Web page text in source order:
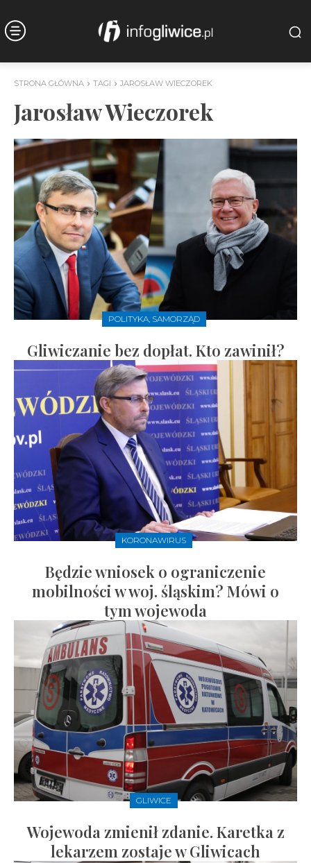
STRONA GŁÓWNA TAGI JAROSŁAW WIECZOREK
Jarosław Wieczorek
POLITYKA, SAMORZĄD
Gliwiczanie bez dopłat. Kto zawinił?
KORONAWIRUS
Będzie wniosek o ograniczenie
mobilności w woj. śląskim? Mówi o
tym wojewoda
GLIWICE
Wojewoda zmienił zdanie. Karetka z
lekarzem zostaje w Gliwicach